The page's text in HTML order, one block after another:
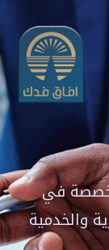
في
والخدمية